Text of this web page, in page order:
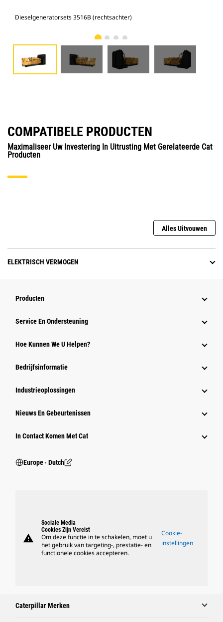
Dieselgeneratorsets 3516B (rechtsachter)
COMPATIBELE PRODUCTEN
Maximaliseer Uw Investering In Uitrusting Met Gerelateerde Cat
Producten
Alles Uitvouwen
ELEKTRISCH VERMOGEN
Producten
Service En Ondersteuning
Hoe Kunnen We U Helpen?
Bedrijfsinformatie
Industrieoplossingen
Nieuws En Gebeurtenissen
In Contact Komen Met Cat
Europe ‧ Dutch
warning
Sociale Media
Cookies Zijn Vereist
Om deze functie in te schakelen, moet u
het gebruik van targeting-, prestatie- en
functionele cookies accepteren.
Cookie-
instellingen
Caterpillar Merken